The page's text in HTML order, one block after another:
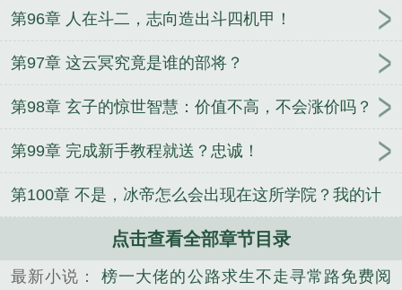
弟的感觉？
第96章 人在斗二，志向造出斗四机甲！
第97章 这云冥究竟是谁的部将？
第98章 玄子的惊世智慧：价值不高，不会涨价吗？
第99章 完成新手教程就送？忠诚！
第100章 不是，冰帝怎么会出现在这所学院？我的计
点击查看全部章节目录
最新小说：榜一大佬的公路求生不走寻常路免费阅